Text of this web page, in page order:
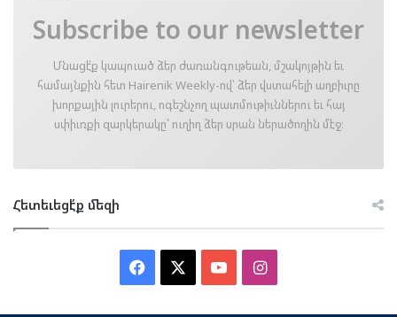
Subscribe to our newsletter
Մնացէ՛ք կապուած ձեր ժառանգութեան, մշակոյթին եւ
համայնքին հետ Hairenik Weekly-ով՝ ձեր վստահելի աղբիւրը
խորքային լուրերու, ոգեշնչող պատմութիւններու եւ հայ
սփիւռքի զարկերակը՝ ուղիղ ձեր սրան ներածողին մէջ։
Հետեւեցէ՛ք մեզի
Facebook YouTubeInstagram